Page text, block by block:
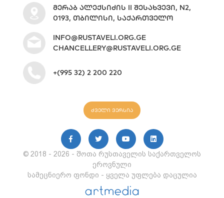
© 2018 - 2026 - შოთა რუსთაველის საქართველოს
ეროვნული
სამეცნიერო ფონდი - ყველა უფლება დაცულია
ᲛᲔᲠᲐᲑ ᲐᲚᲔᲥᲡᲘᲫᲘᲡ II ᲨᲔᲡᲐᲮᲕᲔᲕᲘ, N2,
0193, ᲗᲑᲘᲚᲘᲡᲘ, ᲡᲐᲥᲐᲠᲗᲕᲔᲚᲝ
INFO@RUSTAVELI.ORG.GE
CHANCELLERY@RUSTAVELI.ORG.GE
+(995 32) 2 200 220
ძველი ვერსია